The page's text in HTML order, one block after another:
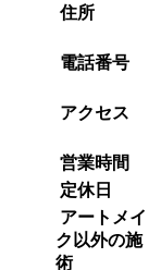
住所
電話番号
アクセス
営業時間
定休日
アートメイ
ク以外の施
術